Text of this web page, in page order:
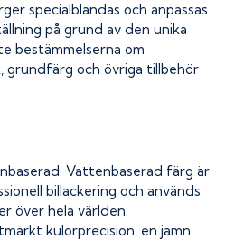
specialblandas och anpassas
på grund av den unika
bestämmelserna om
grundfärg och övriga tillbehör
Vattenbaserad färg är
billackering och används
över hela världen.
kulörprecision, en jämn